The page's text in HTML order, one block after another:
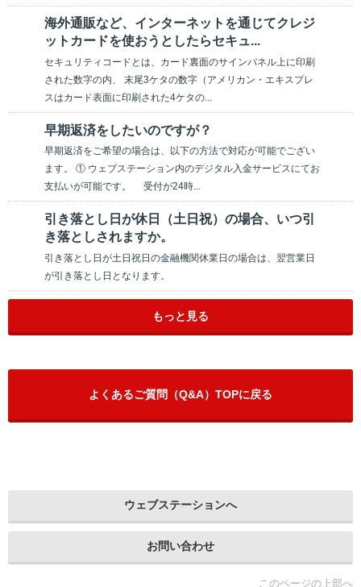
海外通販など、インターネットを通じてクレジ
ットカードを使おうとしたらセキュ...
セキュリティコードとは、カード裏面のサインパネル上に印刷
された数字の内、 末尾3ケタの数字（アメリカン・エキスプレ
スはカード表面に印刷された4ケタの...
早期返済をしたいのですが？
早期返済をご希望の場合は、以下の方法で対応が可能でござい
ます。 ① ウェブステーション内のデジタル入金サービスにてお
支払いが可能です。 受付が24時...
引き落とし日が休日（土日祝）の場合、いつ引
き落としされますか。
引き落とし日が土日祝日の金融機関休業日の場合は、翌営業日
が引き落とし日となります。
もっと見る
よくあるご質問（Q&A）TOPに戻る
ウェブステーションへ
お問い合わせ
このページの上部へ